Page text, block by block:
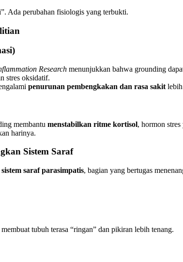
Ada perubahan fisiologis yang terbukti.
Research menunjukkan bahwa grounding
stres oksidatif.
penurunan pembengkakan dan rasa sakit
membantu menstabilkan ritme kortisol, hormon
harinya.
Sistem Saraf
sistem saraf parasimpatis, bagian yang bertugas
tubuh terasa “ringan” dan pikiran lebih tenang.